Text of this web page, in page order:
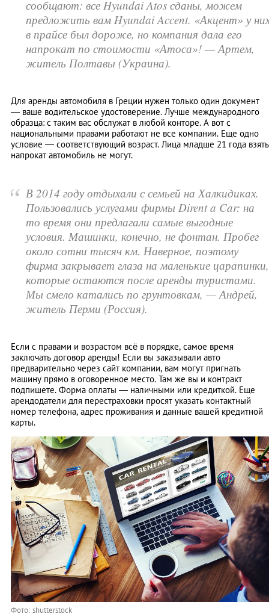
сообщают: все Hyundai Atos сданы, можем
предложить вам Hyundai Accent. «Акцент» у
в прайсе был дороже, но компания дала его
напрокат по стоимости «Атоса»! — Артем,
житель Полтавы (Украина).
Для аренды автомобиля в Греции нужен только один документ
— ваше водительское удостоверение. Лучше международного
образца: с таким вас обслужат в любой конторе. А вот с
национальными правами работают не все компании. Еще одно
условие — соответствующий возраст. Лица младше 21 года взять
напрокат автомобиль не могут.
“ В 2014 году отдыхали с семьей на Халкидиках.
Пользовались услугами фирмы Dirent a Car: на
то время они предлагали самые выгодные
условия. Машинки, конечно, не фонтан. Пробег
около сотни тысяч км. Наверное, поэтому
фирма закрывает глаза на маленькие царапинки,
которые остаются после аренды туристами.
Мы смело катались по грунтовкам, — Андрей,
житель Перми (Россия).
Если с правами и возрастом всё в порядке, самое время
заключать договор аренды! Если вы заказывали авто
предварительно через сайт компании, вам могут пригнать
машину прямо в оговоренное место. Там же вы и контракт
подпишете. Форма оплаты — наличными или кредиткой. Еще
арендодатели для перестраховки просят указать контактный
номер телефона, адрес проживания и данные вашей кредитной
карты.
Фото: shutterstock